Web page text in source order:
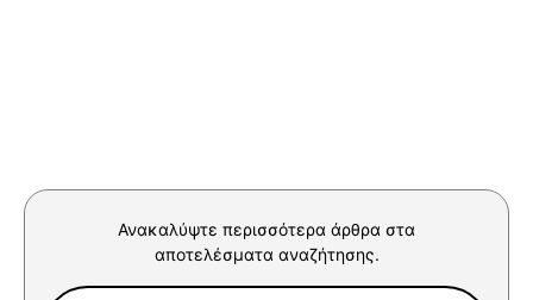
Ανακαλύψτε περισσότερα άρθρα στα
αποτελέσματα αναζήτησης.